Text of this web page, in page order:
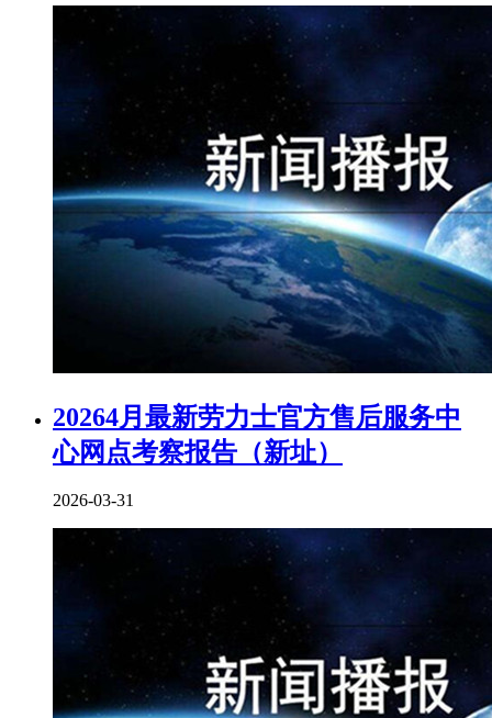
20264月最新劳力士官方售后服务中
心网点考察报告（新址）
2026-03-31